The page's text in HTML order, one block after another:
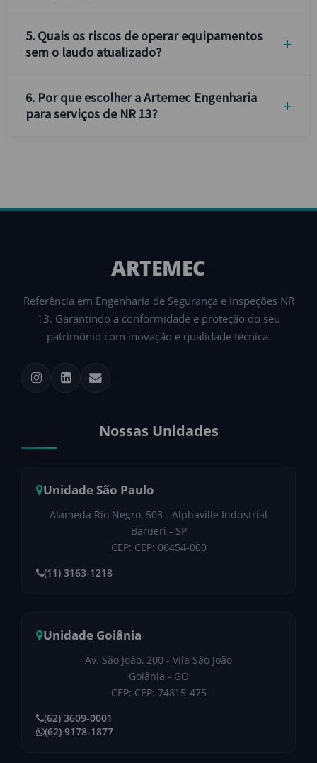
5. Quais os riscos de operar equipamentos
sem o laudo atualizado?
6. Por que escolher a Artemec Engenharia
para serviços de NR 13?
ARTEMEC
Referência em Engenharia de Segurança e inspeções NR
13. Garantindo a conformidade e proteção do seu
patrimônio com inovação e qualidade técnica.
Nossas Unidades
Unidade São Paulo
Alameda Rio Negro, 503 - Alphaville Industrial
Barueri - SP
CEP: CEP: 06454-000
(11) 3163-1218
Unidade Goiânia
Av. São João, 200 - Vila São João
Goiânia - GO
CEP: CEP: 74815-475
(62) 3609-0001
(62) 9178-1877